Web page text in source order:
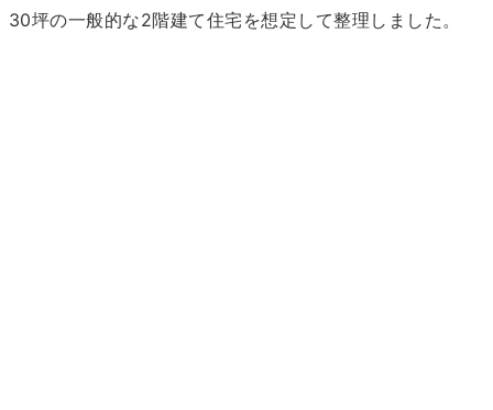
30坪の一般的な2階建て住宅を想定して整理しました。